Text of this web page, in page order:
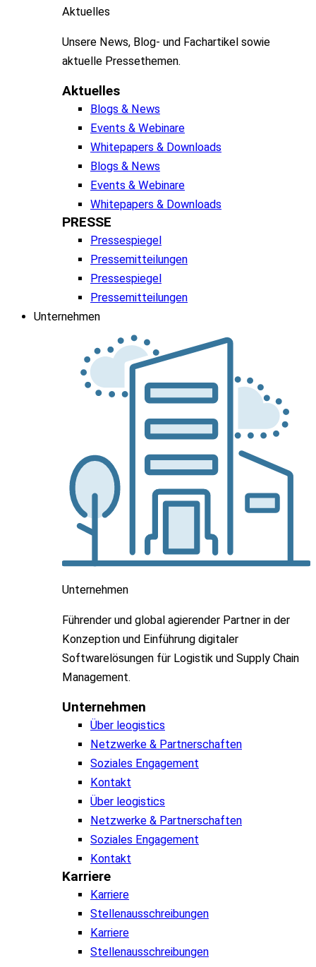
Aktuelles
Unsere News, Blog- und Fachartikel sowie
aktuelle Pressethemen.
Aktuelles
Blogs & News
Events & Webinare
Whitepapers & Downloads
Blogs & News
Events & Webinare
Whitepapers & Downloads
PRESSE
Pressespiegel
Pressemitteilungen
Pressespiegel
Pressemitteilungen
Unternehmen
Unternehmen
Führender und global agierender Partner in der
Konzeption und Einführung digitaler
Softwarelösungen für Logistik und Supply Chain
Management.
Unternehmen
Über leogistics
Netzwerke & Partnerschaften
Soziales Engagement
Kontakt
Über leogistics
Netzwerke & Partnerschaften
Soziales Engagement
Kontakt
Karriere
Karriere
Stellenausschreibungen
Karriere
Stellenausschreibungen